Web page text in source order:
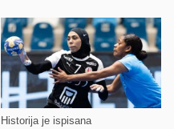
Historija je ispisana